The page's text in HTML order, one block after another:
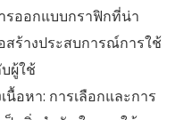
รออกแบบกราฟิกที่น่า
สร้างประสบการณ์การใช้
ผู้ใช้
นื้อหา: การเลือกและการ